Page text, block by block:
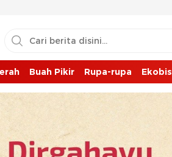
Buah Pikir Rupa-rupa Ekobis